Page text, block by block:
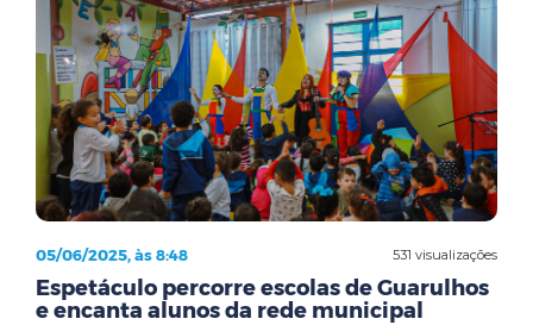
531 visualizações
05/06/2025, às 8:48
Espetáculo percorre escolas de Guarulhos
e encanta alunos da rede municipal